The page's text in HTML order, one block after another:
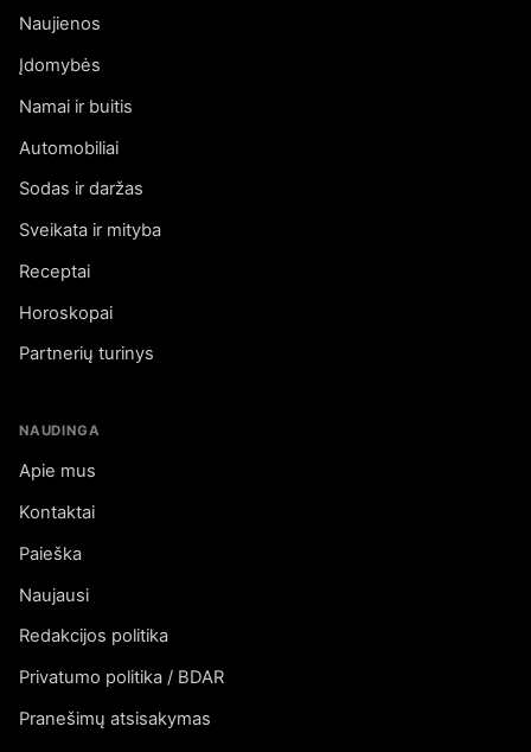
Naujienos
Įdomybės
Namai ir buitis
Automobiliai
Sodas ir daržas
Sveikata ir mityba
Receptai
Horoskopai
Partnerių turinys
NAUDINGA
Apie mus
Kontaktai
Paieška
Naujausi
Redakcijos politika
Privatumo politika / BDAR
Pranešimų atsisakymas